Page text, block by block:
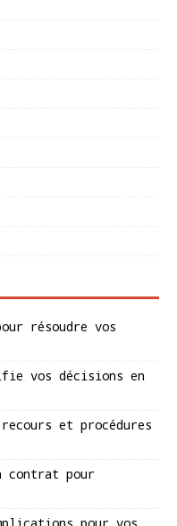
résoudre vos
vos décisions en
et procédures
contrat pour